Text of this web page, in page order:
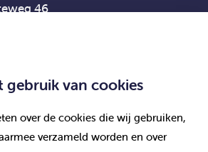
gebruik van cookies
over de cookies die wij gebruiken,
verzameld worden en over
46
Advizo Interim